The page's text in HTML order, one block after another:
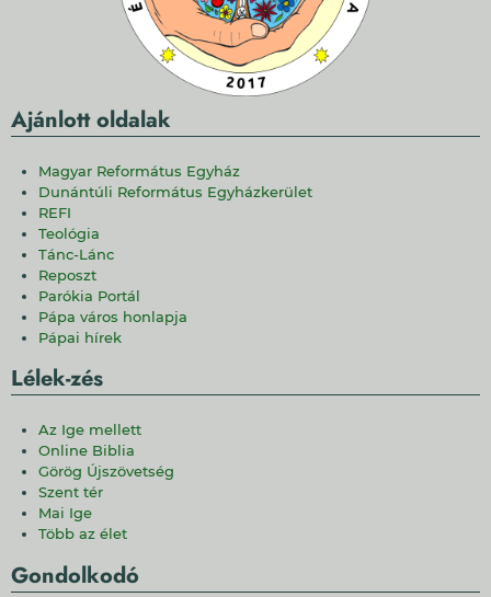
Ajánlott oldalak
Magyar Református Egyház
Dunántúli Református Egyházkerület
REFI
Teológia
Tánc-Lánc
Reposzt
Parókia Portál
Pápa város honlapja
Pápai hírek
Lélek-zés
Az Ige mellett
Online Biblia
Görög Újszövetség
Szent tér
Mai Ige
Több az élet
Gondolkodó